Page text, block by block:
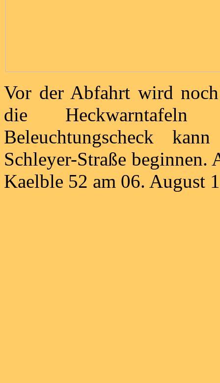
Vor der Abfahrt wird
die Heckwarntafeln
Beleuchtungscheck
Schleyer-Straße beginnen.
Kaelble 52 am 06. August